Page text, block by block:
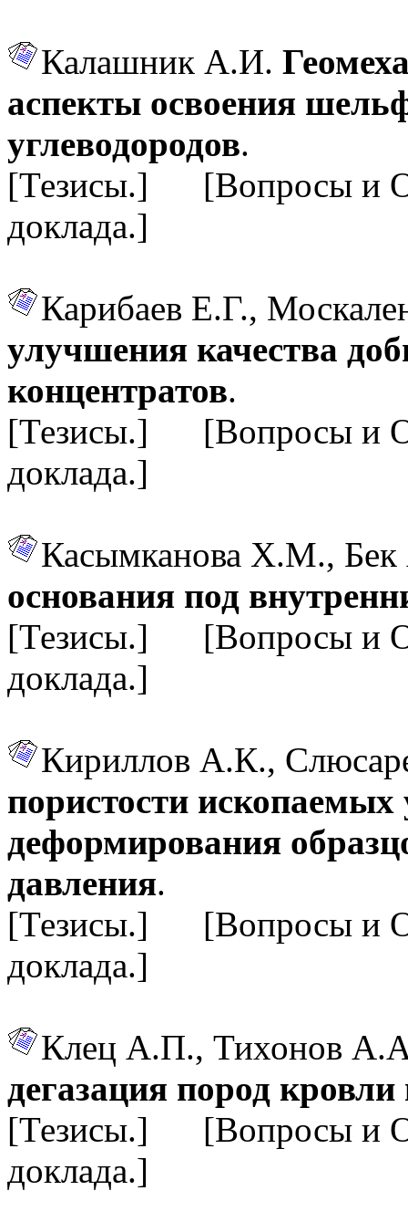
Калашник А.И.
аспекты освоения
углеводородов.
[Тезисы.] [Вопросы и
доклада.]
Карибаев Е.Г.,
улучшения качества
концентратов.
[Тезисы.] [Вопросы и
доклада.]
Касымканова Х.М.,
основания под
[Тезисы.] [Вопросы и
доклада.]
Кириллов А.К.,
пористости ископаемых
деформирования
давления.
[Тезисы.] [Вопросы и
доклада.]
Клец А.П., Тихонов
дегазация пород
[Тезисы.] [Вопросы и
доклада.]